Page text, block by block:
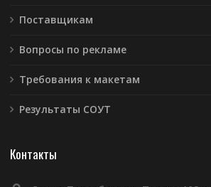
Поставщикам
Вопросы по рекламе
Требования к макетам
Результаты СОУТ
Контакты